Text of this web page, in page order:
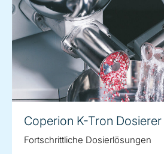
Coperion K-Tron Dosierer
Fortschrittliche Dosierlösungen